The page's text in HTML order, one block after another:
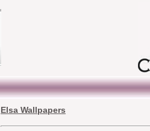
Elsa Wallpapers